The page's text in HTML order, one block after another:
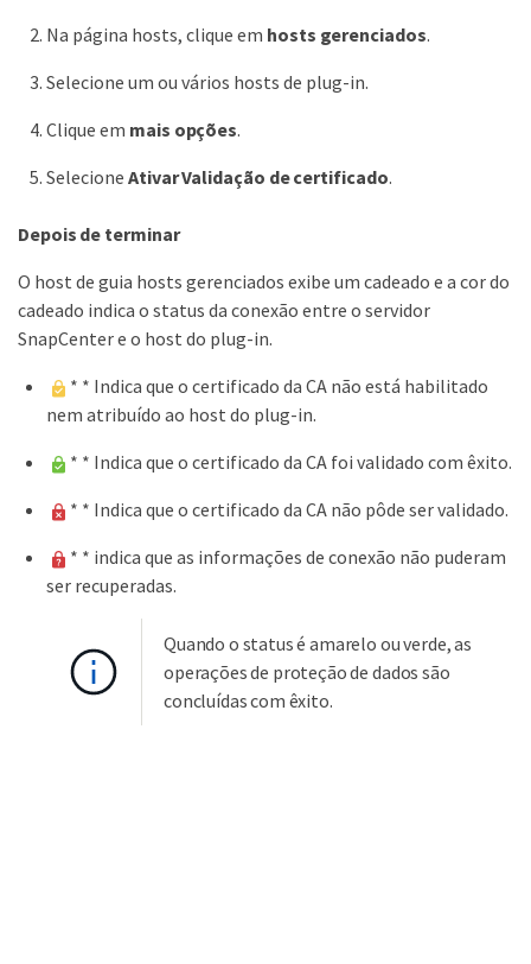
Na página hosts, clique em hosts gerenciados.
Selecione um ou vários hosts de plug-in.
Clique em mais opções.
Selecione Ativar Validação de certificado.
Depois de terminar
O host de guia hosts gerenciados exibe um cadeado e a cor do
cadeado indica o status da conexão entre o servidor
SnapCenter e o host do plug-in.
* * Indica que o certificado da CA não está habilitado
nem atribuído ao host do plug-in.
* * Indica que o certificado da CA foi validado com êxito.
* * Indica que o certificado da CA não pôde ser validado.
* * indica que as informações de conexão não puderam
ser recuperadas.
Quando o status é amarelo ou verde, as
operações de proteção de dados são
concluídas com êxito.